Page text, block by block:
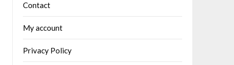
Contact
My account
Privacy Policy